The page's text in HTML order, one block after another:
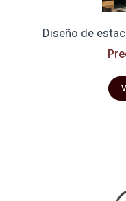
Diseño de